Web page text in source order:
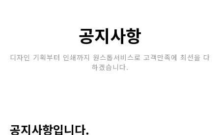
공지사항
디자인 기획부터 인쇄까지 원스톱서비스로 고객만족에 최선을 다
하겠습니다.
공지사항입니다.